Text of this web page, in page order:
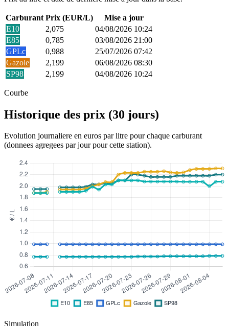
Carburant Prix (EUR/L)
Mise a jour
E10
2,075
04/08/2026 10:24
E85
0,785
03/08/2026 21:00
GPLc
0,988
25/07/2026 07:42
Gazole
2,199
06/08/2026 08:30
SP98
2,199 04/08/2026 10:24
Courbe
Historique des prix (30 jours)
Evolution journaliere en euros par litre pour chaque carburant
(donnees agregees par jour pour cette station).
Simulation